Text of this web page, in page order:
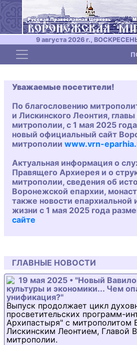
9 августа 2026 г.,
Toggle navigation
Уважаемые посетители!
По благословению
и Лискинского Леонтия,
митрополии, с 1 мая 2025
новый официальный сайт
митрополии www.vrn-
Актуальная информация о
Правящего Архиерея и о
митрополии, сведения об
Воронежской епархии,
также новости епархиальной
жизни с 1 мая 2025 года
сайте
ГЛАВНЫЕ НОВОСТИ
19 мая 2025 • "Новый
культуры и экономики... Чем
унификация?"
Выпуск продолжает цикл
просветительских программ-
Архипастыря" с митрополитом
Лискинским Леонтием, Главой
митрополии.